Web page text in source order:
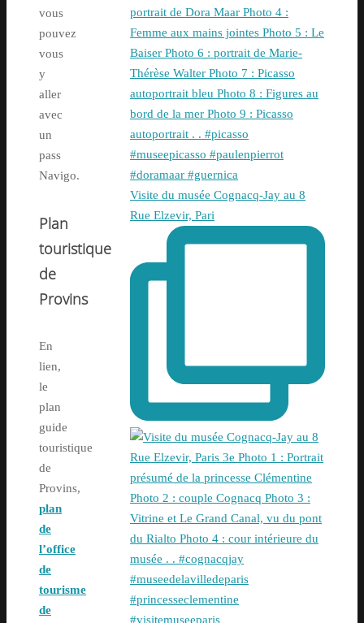
vous
pouvez
vous
y
aller
avec
un
pass
Navigo.
Plan
touristique
de
Provins
En
lien,
le
plan
guide
touristique
de
Provins,
plan
de
l’office
de
tourisme
de
Visite du musée Cognacq-Jay au 8
Rue Elzevir, Pari